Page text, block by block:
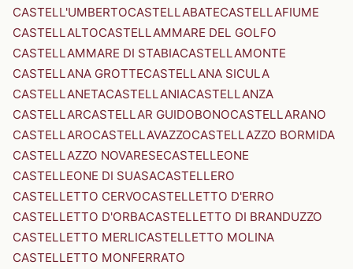
CASTELL'UMBERTOCASTELLABATECASTELLAFIUME
CASTELLALTOCASTELLAMMARE DEL GOLFO
CASTELLAMMARE DI STABIACASTELLAMONTE
CASTELLANA GROTTECASTELLANA SICULA
CASTELLANETACASTELLANIACASTELLANZA
CASTELLARCASTELLAR GUIDOBONOCASTELLARANO
CASTELLAROCASTELLAVAZZOCASTELLAZZO BORMIDA
CASTELLAZZO NOVARESECASTELLEONE
CASTELLEONE DI SUASACASTELLERO
CASTELLETTO CERVOCASTELLETTO D'ERRO
CASTELLETTO D'ORBACASTELLETTO DI BRANDUZZO
CASTELLETTO MERLICASTELLETTO MOLINA
CASTELLETTO MONFERRATO